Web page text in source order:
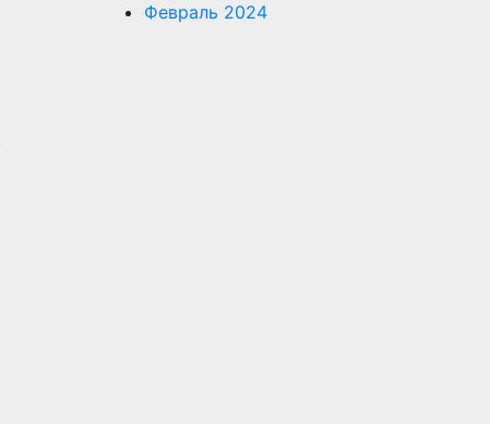
Февраль 2024